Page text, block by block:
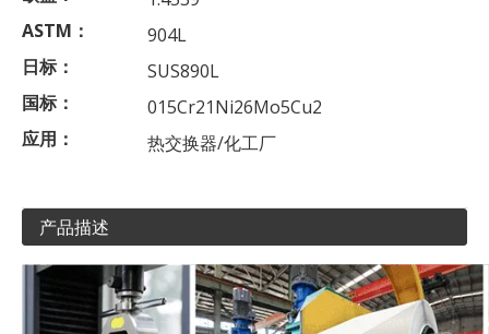
ASTM：
904L
日标：
SUS890L
国标：
015Cr21Ni26Mo5Cu2
应用：
热交换器/化工厂
产品描述